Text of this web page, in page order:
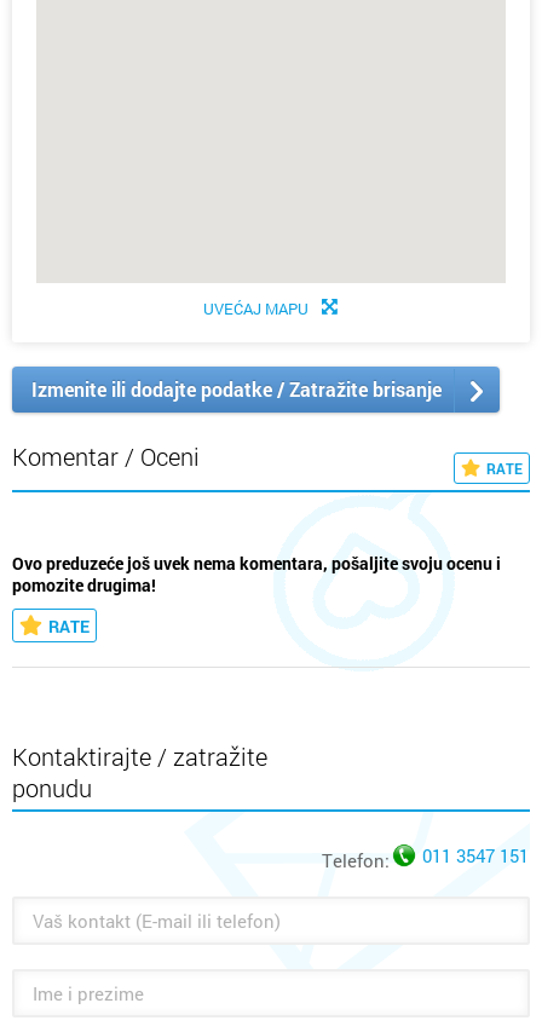
UVEĆAJ MAPU
Izmenite ili dodajte podatke / Zatražite brisanje
Komentar / Oceni RATE
Ovo preduzeće još uvek nema komentara, pošaljite svoju ocenu i
pomozite drugima!
RATE
Kontaktirajte / zatražite
ponudu
Telefon: 011 3547 151